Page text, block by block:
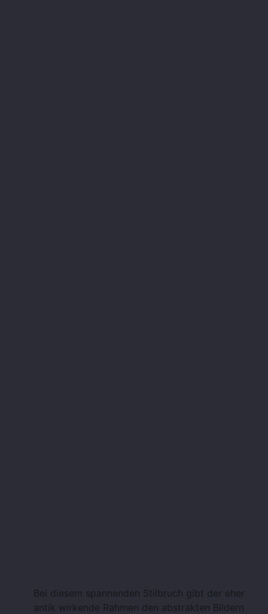
Bei diesem spannenden Stilbruch gibt der eher
antik wirkende Rahmen den abstrakten Bildern